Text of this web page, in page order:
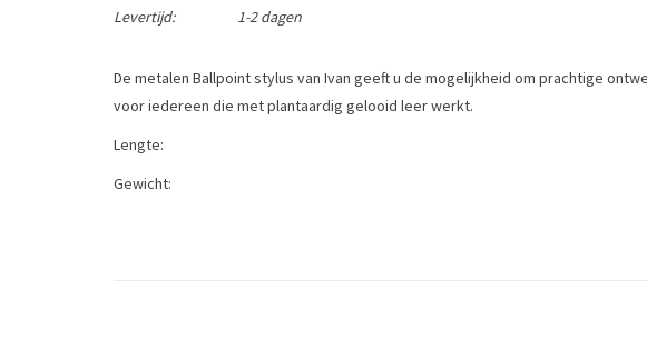
Levertijd:
1-2 dagen
De metalen Ballpoint stylus van Ivan geeft u de mogelijkheid om prachtige
voor iedereen die met plantaardig gelooid leer werkt.
Lengte:
Gewicht: